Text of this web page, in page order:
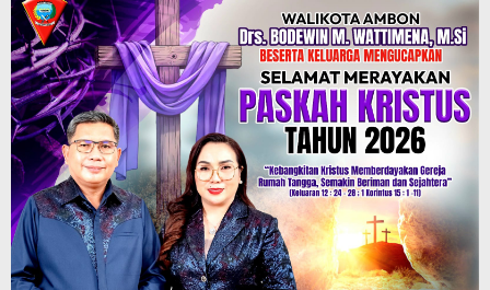
Asal
Maluku
Herry
Maitimu
Jadi
Pelatih
Tim
Tinju
Jambi
di
PON
Papua